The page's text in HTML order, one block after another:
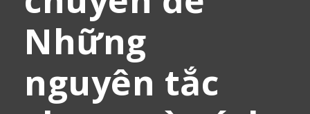
Những
nguyên tắc